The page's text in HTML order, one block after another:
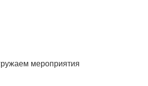
мероприятия